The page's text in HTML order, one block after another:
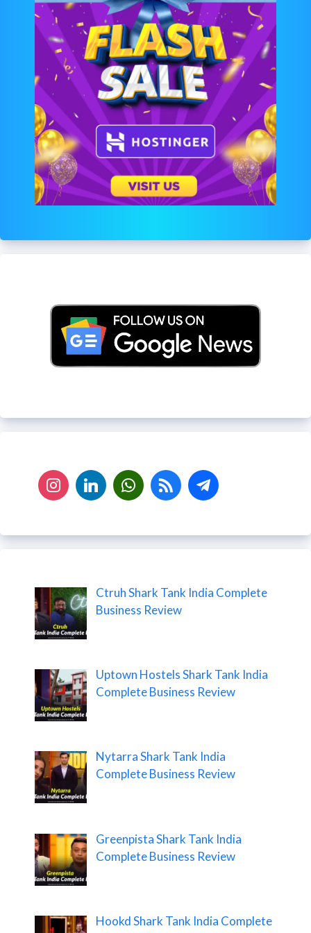
Ctruh Shark Tank India Complete
Business Review
Uptown Hostels Shark Tank India
Complete Business Review
Nytarra Shark Tank India
Complete Business Review
Greenpista Shark Tank India
Complete Business Review
Hookd Shark Tank India Complete